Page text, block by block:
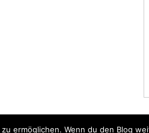
ermöglichen. Wenn du den Blog